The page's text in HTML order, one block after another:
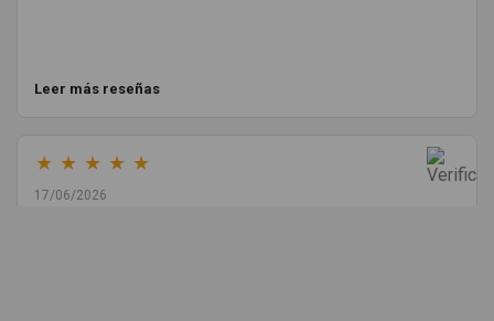
Leer más reseñas
★ ★ ★ ★ ★
17/06/2026